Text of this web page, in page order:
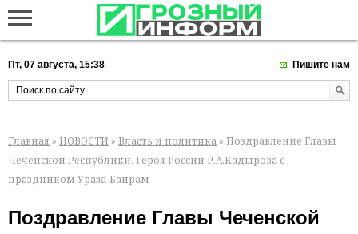
Пт, 07 августа, 15:38 Пишите нам
Главная » НОВОСТИ » Власть и политика » Поздравление Главы
Чеченской Республики, Героя России Р.А.Кадырова с
праздником Ураза-Байрам
Поздравление Главы Чеченской